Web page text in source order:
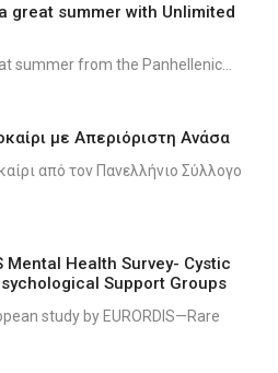
great summer with Unlimited
summer from the Panhellenic...
με Απεριόριστη Ανάσα
από τον Πανελλήνιο Σύλλογο
Mental Health Survey- Cystic
Support Groups
study by EURORDIS—Rare